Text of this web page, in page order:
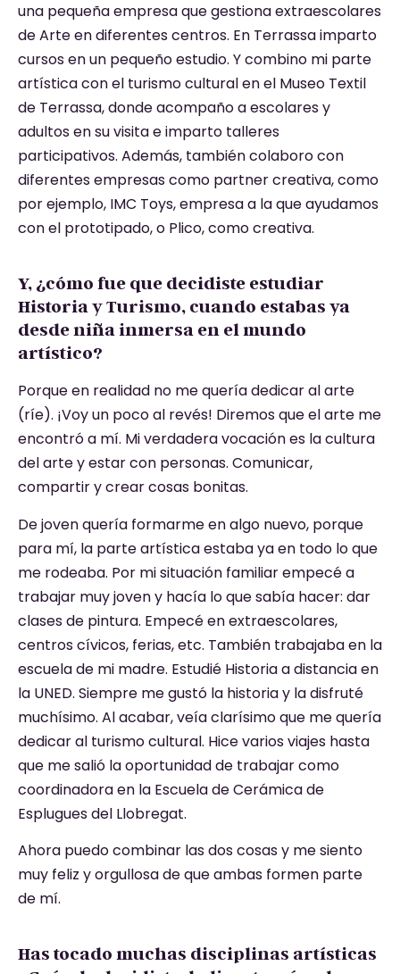
una pequeña empresa que gestiona extraescolares
de Arte en diferentes centros. En Terrassa imparto
cursos en un pequeño estudio. Y combino mi parte
artística con el turismo cultural en el Museo Textil
de Terrassa, donde acompaño a escolares y
adultos en su visita e imparto talleres
participativos. Además, también colaboro con
diferentes empresas como partner creativa, como
por ejemplo, IMC Toys, empresa a la que ayudamos
con el prototipado, o Plico, como creativa.
Y, ¿cómo fue que decidiste estudiar
Historia y Turismo, cuando estabas ya
desde niña inmersa en el mundo
artístico?
Porque en realidad no me quería dedicar al arte
(ríe). ¡Voy un poco al revés! Diremos que el arte me
encontró a mí. Mi verdadera vocación es la cultura
del arte y estar con personas. Comunicar,
compartir y crear cosas bonitas.
De joven quería formarme en algo nuevo, porque
para mí, la parte artística estaba ya en todo lo que
me rodeaba. Por mi situación familiar empecé a
trabajar muy joven y hacía lo que sabía hacer: dar
clases de pintura. Empecé en extraescolares,
centros cívicos, ferias, etc. También trabajaba en la
escuela de mi madre. Estudié Historia a distancia en
la UNED. Siempre me gustó la historia y la disfruté
muchísimo. Al acabar, veía clarísimo que me quería
dedicar al turismo cultural. Hice varios viajes hasta
que me salió la oportunidad de trabajar como
coordinadora en la Escuela de Cerámica de
Esplugues del Llobregat.
Ahora puedo combinar las dos cosas y me siento
muy feliz y orgullosa de que ambas formen parte
de mí.
Has tocado muchas disciplinas artísticas